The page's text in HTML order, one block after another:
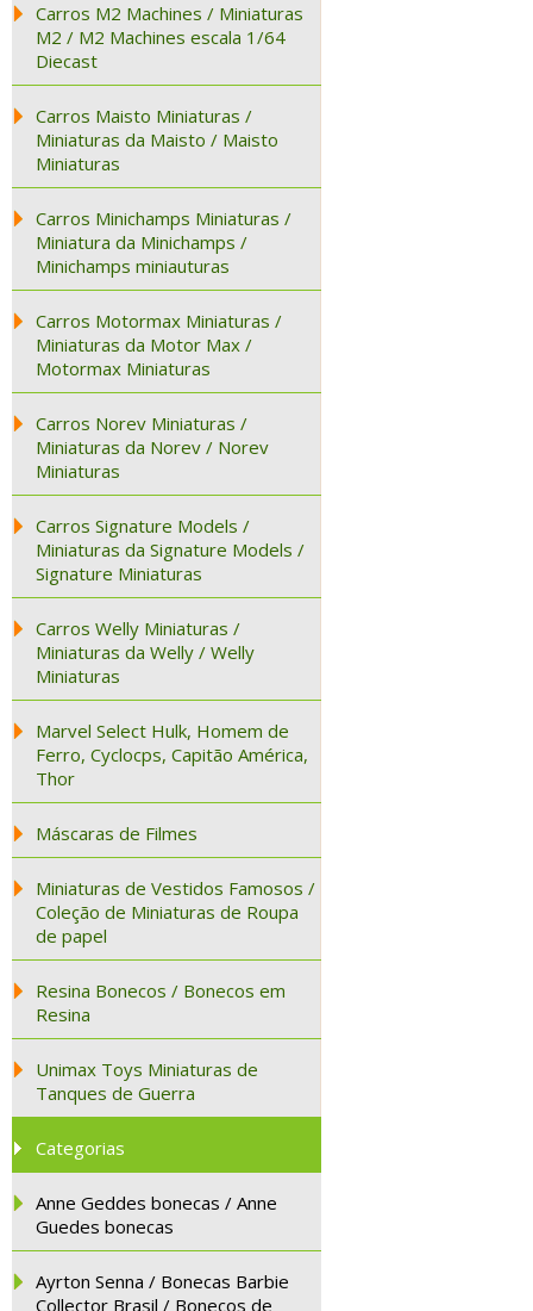
Carros M2 Machines / Miniaturas
M2 / M2 Machines escala 1/64
Diecast
Carros Maisto Miniaturas /
Miniaturas da Maisto / Maisto
Miniaturas
Carros Minichamps Miniaturas /
Miniatura da Minichamps /
Minichamps miniauturas
Carros Motormax Miniaturas /
Miniaturas da Motor Max /
Motormax Miniaturas
Carros Norev Miniaturas /
Miniaturas da Norev / Norev
Miniaturas
Carros Signature Models /
Miniaturas da Signature Models /
Signature Miniaturas
Carros Welly Miniaturas /
Miniaturas da Welly / Welly
Miniaturas
Marvel Select Hulk, Homem de
Ferro, Cyclocps, Capitão América,
Thor
Máscaras de Filmes
Miniaturas de Vestidos Famosos /
Coleção de Miniaturas de Roupa
de papel
Resina Bonecos / Bonecos em
Resina
Unimax Toys Miniaturas de
Tanques de Guerra
Categorias
Anne Geddes bonecas / Anne
Guedes bonecas
Ayrton Senna / Bonecas Barbie
Collector Brasil / Bonecos de